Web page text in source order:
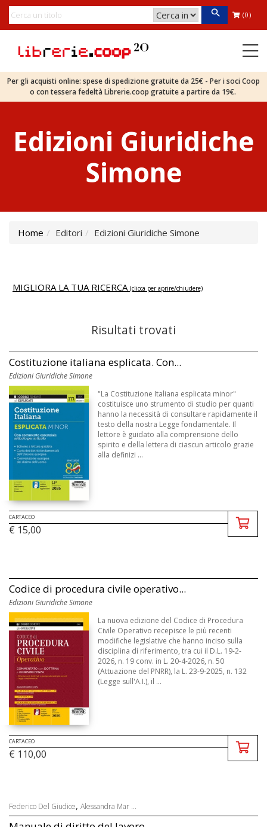
(0)
Per gli acquisti online: spese di spedizione gratuite da 25€ - Per i soci Coop
o con tessera fedeltà Librerie.coop gratuite a partire da 19€.
Edizioni Giuridiche
Simone
Home Editori Edizioni Giuridiche Simone
MIGLIORA LA TUA RICERCA (clicca per aprire/chiudere)
Risultati trovati
Costituzione italiana esplicata. Con...
Edizioni Giuridiche Simone
"La Costituzione Italiana esplicata minor"
costituisce uno strumento di studio per quanti
hanno la necessità di consultare rapidamente il
testo della nostra Legge fondamentale. Il
lettore è guidato alla comprensione dello
spirito e della lettera di ciascun articolo grazie
alla definizi ...
CARTACEO
€ 15,00
Codice di procedura civile operativo...
Edizioni Giuridiche Simone
La nuova edizione del Codice di Procedura
Civile Operativo recepisce le più recenti
modifiche legislative che hanno inciso sulla
disciplina di riferimento, tra cui il D.L. 19-2-
2026, n. 19 conv. in L. 20-4-2026, n. 50
(Attuazione del PNRR), la L. 23-9-2025, n. 132
(Legge sull'A.I.), il ...
CARTACEO
€ 110,00
Federico Del Giudice, Alessandra Mar ...